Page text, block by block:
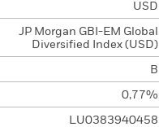
USD
JP Morgan GBI-EM Global
Diversified Index (USD)
B
0,77%
LU0383940458